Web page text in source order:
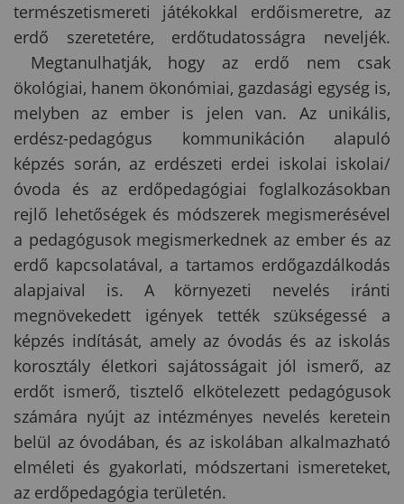
természetismereti játékokkal erdőismeretre, az
erdő szeretetére, erdőtudatosságra neveljék.
Megtanulhatják, hogy az erdő nem csak
ökológiai, hanem ökonómiai, gazdasági egység is,
melyben az ember is jelen van. Az unikális,
erdész-pedagógus kommunikáción alapuló
képzés során, az erdészeti erdei iskolai iskolai/
óvoda és az erdőpedagógiai foglalkozásokban
rejlő lehetőségek és módszerek megismerésével
a pedagógusok megismerkednek az ember és az
erdő kapcsolatával, a tartamos erdőgazdálkodás
alapjaival is. A környezeti nevelés iránti
megnövekedett igények tették szükségessé a
képzés indítását, amely az óvodás és az iskolás
korosztály életkori sajátosságait jól ismerő, az
erdőt ismerő, tisztelő elkötelezett pedagógusok
számára nyújt az intézményes nevelés keretein
belül az óvodában, és az iskolában alkalmazható
elméleti és gyakorlati, módszertani ismereteket,
az erdőpedagógia területén.